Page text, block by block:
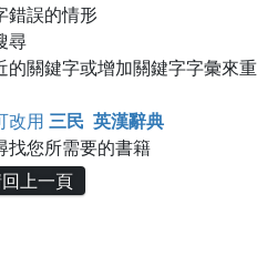
是一群喵 、
臺灣漫遊錄
輝時代 、 數學女孩：黎曼猜想 、
錯誤的情形
尋
的關鍵字或增加關鍵字字彙來重
改用 三民 英漢辭典
找您所需要的書籍
上一頁